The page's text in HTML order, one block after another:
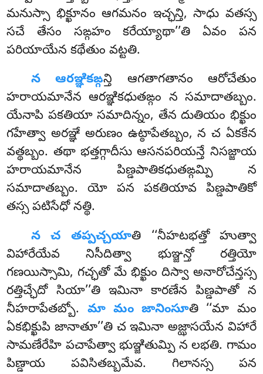
మనుస్సా భిక్ఖూనం ఆగమనం ఇచ్ఛన్తి, సాధు వతస్స
సచే తేసం సఙ్గహం కరేయ్యాథా’’తి ఏవం పన
పరియాయేన కథేతుం వట్టతి.
న ఆరఞ్ఞికఙ్గన్తి ఆగతాగతానం ఆరోచేతుం
హరాయమానేన ఆరఞ్ఞికధుతఙ్గం న సమాదాతబ్బం.
యేనాపి పకతియా సమాదిన్నం, తేన దుతియం భిక్ఖుం
గహేత్వా అరఞ్ఞే అరుణం ఉట్ఠాపేతబ్బం, న చ ఏకకేన
వత్థబ్బం. తథా భత్తగ్గాదీసు ఆసనపరియన్తే నిసజ్జాయ
హరాయమానేన పిణ్డపాతికధుతఙ్గమ్పి న
సమాదాతబ్బం. యో పన పకతియావ పిణ్డపాతికో
తస్స పటిసేధో నత్థి.
న చ తప్పచ్చయాతి ‘‘నీహటభత్తో హుత్వా
విహారేయేవ నిసీదిత్వా భుఞ్జన్తో రత్తియో
గణయిస్సామి, గచ్ఛతో మే భిక్ఖుం దిస్వా అనారోచేన్తస్స
రత్తిచ్ఛేదో సియా’’తి ఇమినా కారణేన పిణ్డపాతో న
నీహరాపేతబ్బో. మా మం జానింసూతి ‘‘మా మం
ఏకభిక్ఖుపి జానాతూ’’తి చ ఇమినా అజ్ఝాసయేన విహారే
సామణేరేహి పచాపేత్వా భుఞ్జితుమ్పి న లభతి. గామం
పిణ్డాయ పవిసితబ్బమేవ. గిలానస్స పన